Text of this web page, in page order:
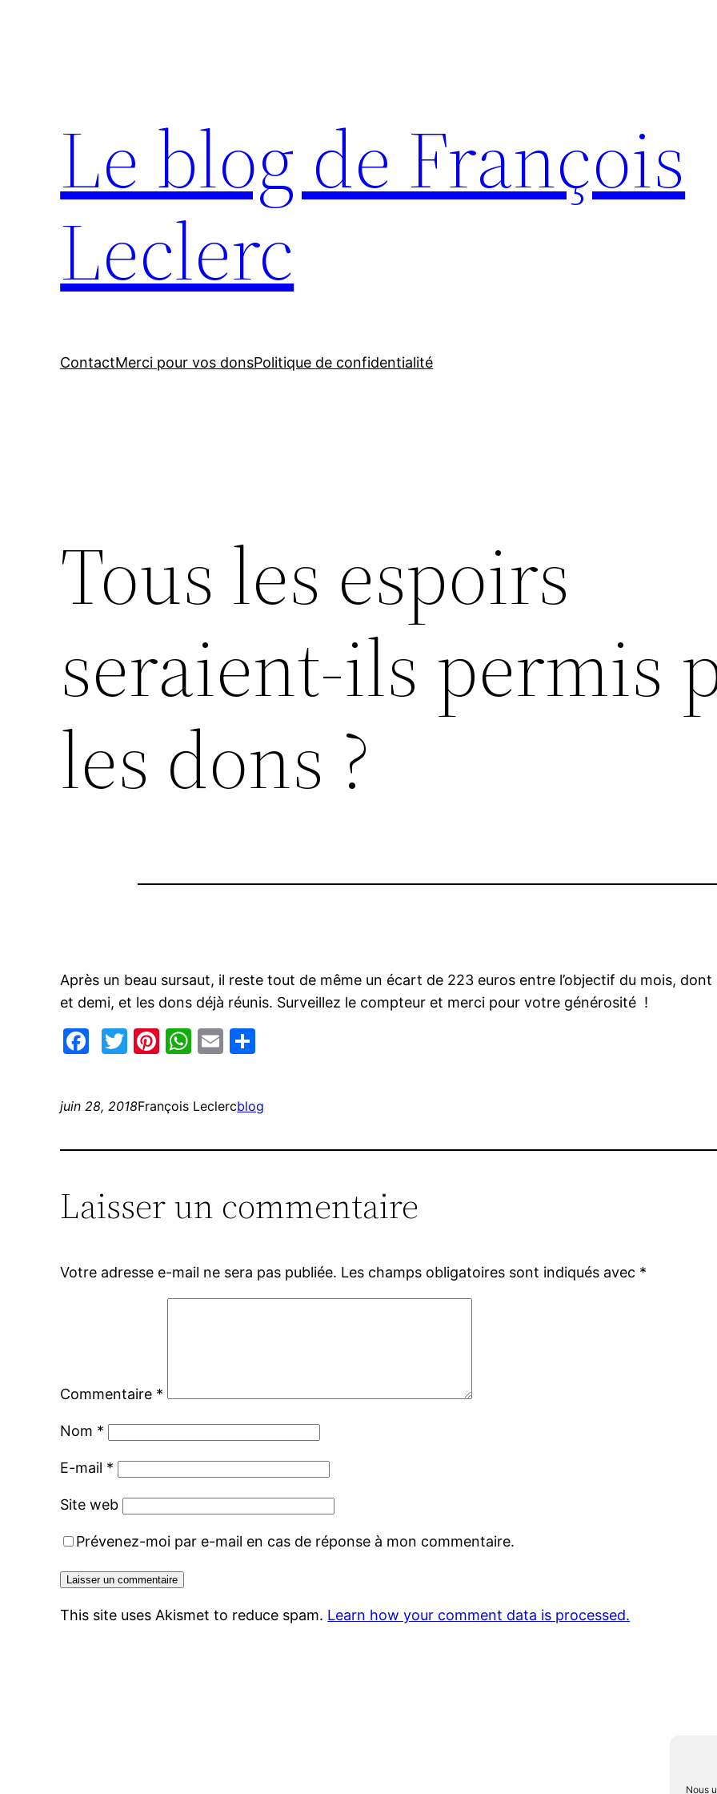
Nous
Le blog de François
Leclerc
ContactMerci pour vos donsPolitique de confidentialité
Tous les espoirs
seraient-ils permis
les dons ?
Après un beau sursaut, il reste tout de même un écart de 223 euros entre l’objectif du mois,
et demi, et les dons déjà réunis. Surveillez le compteur et merci pour votre générosité !
Facebook
Twitter
Pinterest
WhatsApp
Email
juin 28, 2018François Leclercblog
Laisser un commentaire
Votre adresse e-mail ne sera pas publiée. Les champs obligatoires sont indiqués avec *
Commentaire *
Nom *
E-mail *
Site web
Prévenez-moi par e-mail en cas de réponse à mon commentaire.
This site uses Akismet to reduce spam. Learn how your comment data is processed.